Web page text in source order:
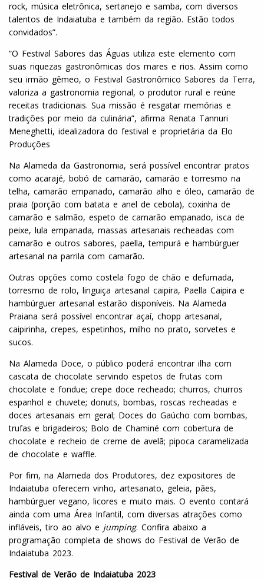
rock, música eletrônica, sertanejo e samba, com diversos
talentos de Indaiatuba e também da região. Estão todos
convidados”.
“O Festival Sabores das Águas utiliza este elemento com
suas riquezas gastronômicas dos mares e rios. Assim como
seu irmão gêmeo, o Festival Gastronômico Sabores da Terra,
valoriza a gastronomia regional, o produtor rural e reúne
receitas tradicionais. Sua missão é resgatar memórias e
tradições por meio da culinária”, afirma Renata Tannuri
Meneghetti, idealizadora do festival e proprietária da Elo
Produções
Na Alameda da Gastronomia, será possível encontrar pratos
como acarajé, bobó de camarão, camarão e torresmo na
telha, camarão empanado, camarão alho e óleo, camarão de
praia (porção com batata e anel de cebola), coxinha de
camarão e salmão, espeto de camarão empanado, isca de
peixe, lula empanada, massas artesanais recheadas com
camarão e outros sabores, paella, tempurá e hambúrguer
artesanal na parrila com camarão.
Outras opções como costela fogo de chão e defumada,
torresmo de rolo, linguiça artesanal caipira, Paella Caipira e
hambúrguer artesanal estarão disponíveis. Na Alameda
Praiana será possível encontrar açaí, chopp artesanal,
caipirinha, crepes, espetinhos, milho no prato, sorvetes e
sucos.
Na Alameda Doce, o público poderá encontrar ilha com
cascata de chocolate servindo espetos de frutas com
chocolate e fondue; crepe doce recheado; churros, churros
espanhol e chuvete; donuts, bombas, roscas recheadas e
doces artesanais em geral; Doces do Gaúcho com bombas,
trufas e brigadeiros; Bolo de Chaminé com cobertura de
chocolate e recheio de creme de avelã; pipoca caramelizada
de chocolate e waffle.
Por fim, na Alameda dos Produtores, dez expositores de
Indaiatuba oferecem vinho, artesanato, geleia, pães,
hambúrguer vegano, licores e muito mais. O evento contará
ainda com uma Área Infantil, com diversas atrações como
infláveis, tiro ao alvo e jumping. Confira abaixo a
programação completa de shows do Festival de Verão de
Indaiatuba 2023.
Festival de Verão de Indaiatuba 2023